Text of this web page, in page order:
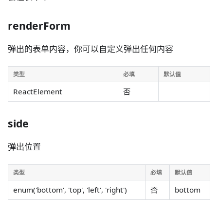
renderForm
弹出的表单内容，你可以自定义弹出任何内容
类型 必填 默认值
ReactElement 否
side
弹出位置
类型 必填 默认值
enum('bottom', 'top', 'left', 'right') 否 bottom